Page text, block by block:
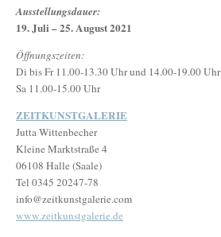
Ausstellungsdauer:
19. Juli – 25. August 2021
Öffnungszeiten:
Di bis Fr 11.00-13.30 Uhr und 14.00-19.00 Uhr
Sa 11.00-15.00 Uhr
ZEITKUNSTGALERIE
Jutta Wittenbecher
Kleine Marktstraße 4
06108 Halle (Saale)
Tel 0345 20247-78
info@zeitkunstgalerie.com
www.zeitkunstgalerie.de